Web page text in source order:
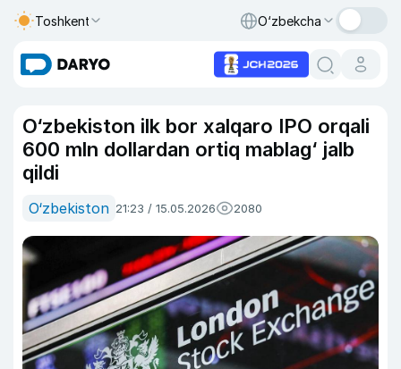
Toshkent O‘zbekcha
O‘zbekiston ilk bor xalqaro IPO orqali
600 mln dollardan ortiq mablag‘ jalb
qildi
O‘zbekiston 21:23 / 15.05.2026 2080